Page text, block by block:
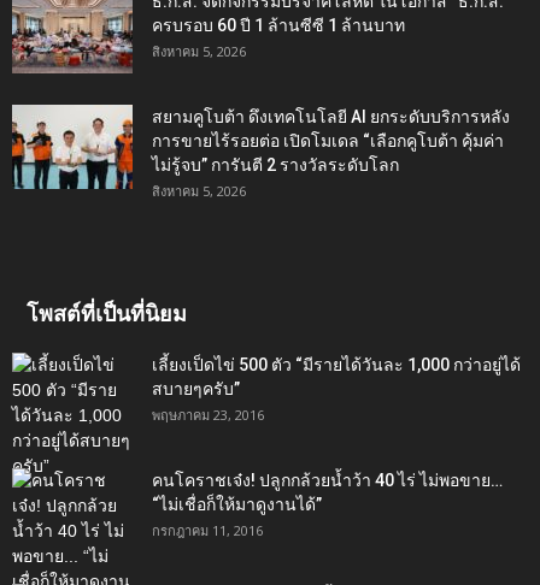
ครบรอบ 60 ปี 1 ล้านซีซี 1 ล้านบาท
สิงหาคม 5, 2026
สยามคูโบต้า ดึงเทคโนโลยี AI ยกระดับบริการหลัง
การขายไร้รอยต่อ เปิดโมเดล “เลือกคูโบต้า คุ้มค่า
ไม่รู้จบ” การันตี 2 รางวัลระดับโลก
สิงหาคม 5, 2026
โพสต์ที่เป็นที่นิยม
เลี้ยงเป็ดไข่ 500 ตัว “มีรายได้วันละ 1,000 กว่าอยู่ได้
สบายๆครับ”
พฤษภาคม 23, 2016
คนโคราชเจ๋ง! ปลูกกล้วยน้ำว้า 40 ไร่ ไม่พอขาย…
“ไม่เชื่อก็ให้มาดูงานได้”‬
กรกฎาคม 11, 2016